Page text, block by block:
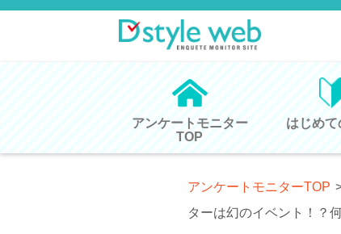
アンケートモニター
TOP
はじめて
アンケートモニターTOP
ターは幻のイベント！？